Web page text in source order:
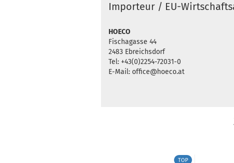
Importeur / EU-
HOECO
Fischagasse 44
2483 Ebreichsdorf
Tel: +43(0)2254-72031-0
E-Mail: office@hoeco.at
TOP